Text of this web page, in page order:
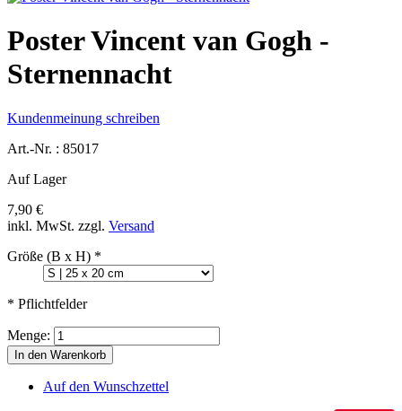
Poster Vincent van Gogh -
Sternennacht
Kundenmeinung schreiben
Art.-Nr. : 85017
Auf Lager
7,90 €
inkl. MwSt. zzgl. Versand
Größe (B x H) *
* Pflichtfelder
Menge:
In den Warenkorb
Auf den Wunschzettel